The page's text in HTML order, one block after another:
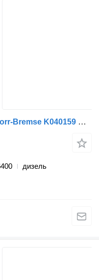
Главный тормозной кран Knorr-Bremse K040159 K000928 для грузовика Volvo FH12, FH16, NH12, FH, VNL780 (1993-2014)
дизель